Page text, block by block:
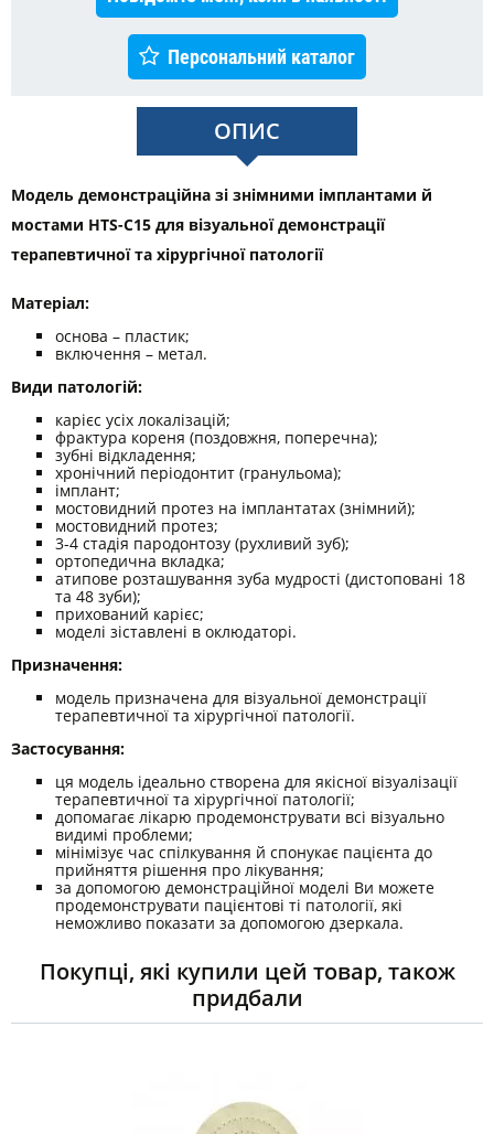
Персональний каталог
ОПИС
Модель демонстраційна зі знімними імплантами й
мостами HTS-C15 для візуальної демонстрації
терапевтичної та хірургічної патології
Матеріал:
основа – пластик;
включення – метал.
Види патологій:
карієс усіх локалізацій;
фрактура кореня (поздовжня, поперечна);
зубні відкладення;
хронічний періодонтит (гранульома);
імплант;
мостовидний протез на імплантатах (знімний);
мостовидний протез;
3-4 стадія пародонтозу (рухливий зуб);
ортопедична вкладка;
атипове розташування зуба мудрості (дистоповані 18
та 48 зуби);
прихований карієс;
моделі зіставлені в оклюдаторі.
Призначення:
модель призначена для візуальної демонстрації
терапевтичної та хірургічної патології.
Застосування:
ця модель ідеально створена для якісної візуалізації
терапевтичної та хірургічної патології;
допомагає лікарю продемонструвати всі візуально
видимі проблеми;
мінімізує час спілкування й спонукає пацієнта до
прийняття рішення про лікування;
за допомогою демонстраційної моделі Ви можете
продемонструвати пацієнтові ті патології, які
неможливо показати за допомогою дзеркала.
Покупці, які купили цей товар, також
придбали